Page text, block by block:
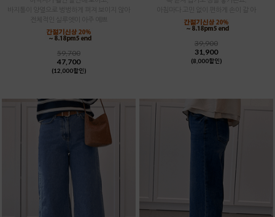
전체적인 실루엣이 아주 예쁘
59,700
47,700
(12,000할인)
아침마다 고민 없이 편하게 손이 갈 아
39,900
31,900
(8,000할인)